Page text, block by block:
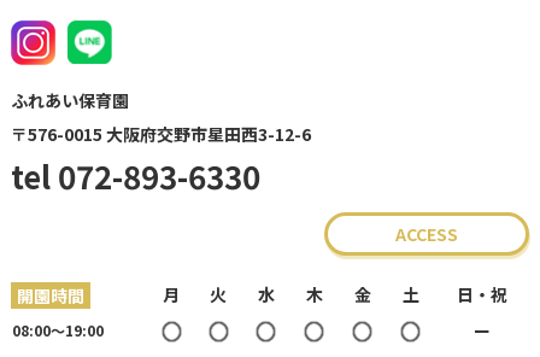
ふれあい保育園
〒576-0015 大阪府交野市星田西3-12-6
tel 072-893-6330
ACCESS
開園時間 月 火 水 木 金 土 日・祝
08:00〜19:00 ○ ○ ○ ○ ○ ○ ー